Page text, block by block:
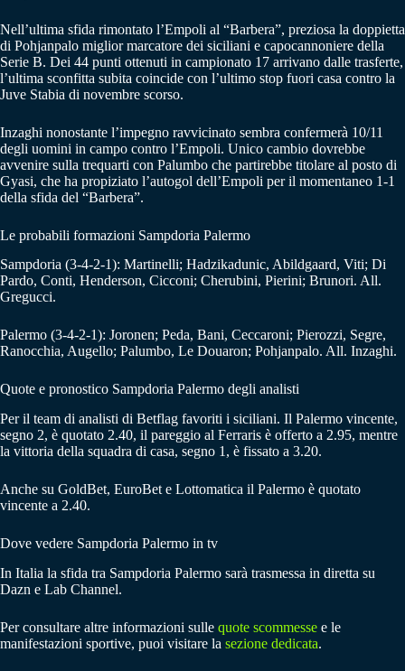
Nell’ultima sfida rimontato l’Empoli al “Barbera”, preziosa la doppietta
di Pohjanpalo miglior marcatore dei siciliani e capocannoniere della
Serie B. Dei 44 punti ottenuti in campionato 17 arrivano dalle trasferte,
l’ultima sconfitta subita coincide con l’ultimo stop fuori casa contro la
Juve Stabia di novembre scorso.
Inzaghi nonostante l’impegno ravvicinato sembra confermerà 10/11
degli uomini in campo contro l’Empoli. Unico cambio dovrebbe
avvenire sulla trequarti con Palumbo che partirebbe titolare al posto di
Gyasi, che ha propiziato l’autogol dell’Empoli per il momentaneo 1-1
della sfida del “Barbera”.
Le probabili formazioni Sampdoria Palermo
Sampdoria (3-4-2-1): Martinelli; Hadzikadunic, Abildgaard, Viti; Di
Pardo, Conti, Henderson, Cicconi; Cherubini, Pierini; Brunori. All.
Gregucci.
Palermo (3-4-2-1): Joronen; Peda, Bani, Ceccaroni; Pierozzi, Segre,
Ranocchia, Augello; Palumbo, Le Douaron; Pohjanpalo. All. Inzaghi.
Quote e pronostico Sampdoria Palermo degli analisti
Per il team di analisti di Betflag favoriti i siciliani. Il Palermo vincente,
segno 2, è quotato 2.40, il pareggio al Ferraris è offerto a 2.95, mentre
la vittoria della squadra di casa, segno 1, è fissato a 3.20.
Anche su GoldBet, EuroBet e Lottomatica il Palermo è quotato
vincente a 2.40.
Dove vedere Sampdoria Palermo in tv
In Italia la sfida tra Sampdoria Palermo sarà trasmessa in diretta su
Dazn e Lab Channel.
Per consultare altre informazioni sulle quote scommesse e le
manifestazioni sportive, puoi visitare la sezione dedicata.